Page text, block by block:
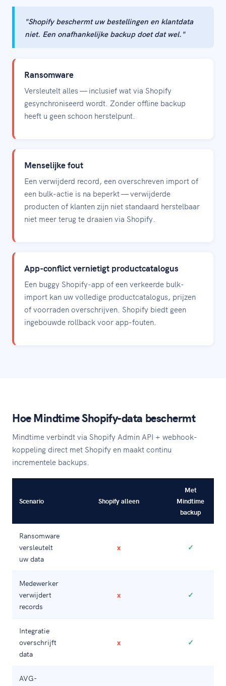
"Shopify beschermt uw bestellingen en klantdata
niet. Een onafhankelijke backup doet dat wel."
Ransomware
Versleutelt alles — inclusief wat via Shopify
gesynchroniseerd wordt. Zonder offline backup
heeft u geen schoon herstelpunt.
Menselijke fout
Een verwijderd record, een overschreven import of
een bulk-actie is na beperkt — verwijderde
producten of klanten zijn niet standaard herstelbaar
niet meer terug te draaien via Shopify.
App-conflict vernietigt productcatalogus
Een buggy Shopify-app of een verkeerde bulk-
import kan uw volledige productcatalogus, prijzen
of voorraden overschrijven. Shopify biedt geen
ingebouwde rollback voor app-fouten.
Hoe Mindtime Shopify-data beschermt
Mindtime verbindt via Shopify Admin API + webhook-
koppeling direct met Shopify en maakt continu
incrementele backups.
Scenario Shopify alleen
Met
Mindtime
backup
Ransomware
versleutelt
uw data
x ✓
Medewerker
verwijdert
records
x ✓
Integratie
overschrijft
data
x ✓
AVG-